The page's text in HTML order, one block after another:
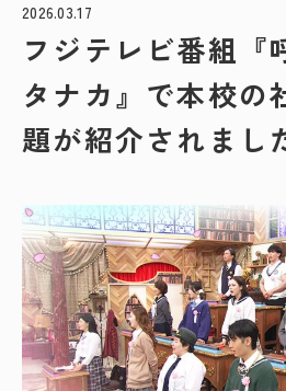
2026.03.17
フジテレビ番組『
タナカ』で本校の
題が紹介されまし